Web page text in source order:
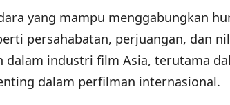
yang mampu menggabungkan
persahabatan, perjuangan, dan
dalam industri film Asia, terutama
dalam perfilman internasional.